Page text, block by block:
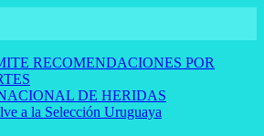
RECOMENDACIONES POR
DE HERIDAS
a la Selección Uruguaya